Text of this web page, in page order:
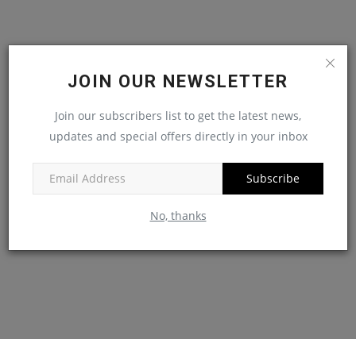
JOIN OUR NEWSLETTER
Join our subscribers list to get the latest news,
updates and special offers directly in your inbox
Subscribe
No, thanks